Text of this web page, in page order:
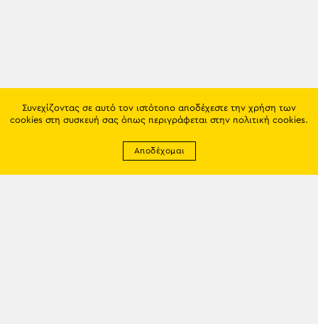
Συνεχίζοντας σε αυτό τον ιστότοπο αποδέχεστε την χρήση των
cookies στη συσκευή σας όπως περιγράφεται στην πολιτική cookies.
Αποδέχομαι